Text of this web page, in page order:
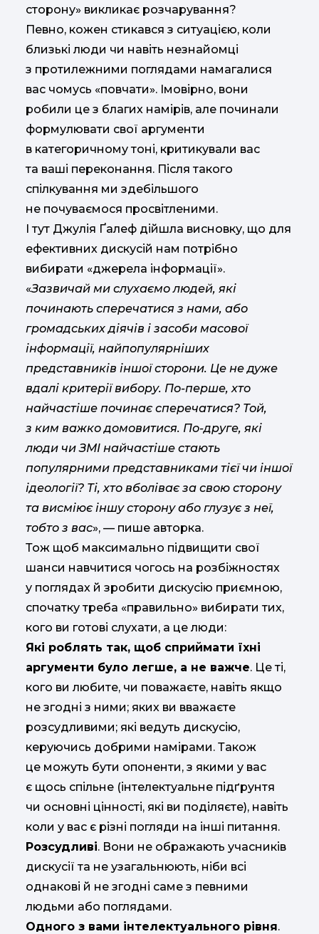
сторону» викликає розчарування?
Певно, кожен стикався з ситуацією, коли
близькі люди чи навіть незнайомці
з протилежними поглядами намагалися
вас чомусь «повчати». Імовірно, вони
робили це з благих намірів, але починали
формулювати свої аргументи
в категоричному тоні, критикували вас
та ваші переконання. Після такого
спілкування ми здебільшого
не почуваємося просвітленими.
І тут Джулія Ґалеф дійшла висновку, що для
ефективних дискусій нам потрібно
вибирати «джерела інформації».
«Зазвичай ми слухаємо людей, які
починають сперечатися з нами, або
громадських діячів і засоби масової
інформації, найпопулярніших
представників іншої сторони. Це не дуже
вдалі критерії вибору. По-перше, хто
найчастіше починає сперечатися? Той,
з ким важко домовитися. По-друге, які
люди чи ЗМІ найчастіше стають
популярними представниками тієї чи іншої
ідеології? Ті, хто вболіває за свою сторону
та висміює іншу сторону або глузує з неї,
тобто з вас», — пише авторка.
Тож щоб максимально підвищити свої
шанси навчитися чогось на розбіжностях
у поглядах й зробити дискусію приємною,
спочатку треба «правильно» вибирати тих,
кого ви готові слухати, а це люди:
Які роблять так, щоб сприймати їхні
аргументи було легше, а не важче. Це ті,
кого ви любите, чи поважаєте, навіть якщо
не згодні з ними; яких ви вважаєте
розсудливими; які ведуть дискусію,
керуючись добрими намірами. Також
це можуть бути опоненти, з якими у вас
є щось спільне (інтелектуальне підґрунтя
чи основні цінності, які ви поділяєте), навіть
коли у вас є різні погляди на інші питання.
Розсудливі. Вони не ображають учасників
дискусії та не узагальнюють, ніби всі
однакові й не згодні саме з певними
людьми або поглядами.
Одного з вами інтелектуального рівня.